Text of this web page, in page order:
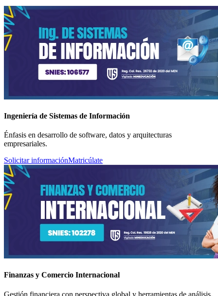
Ingeniería de Sistemas de Información
Énfasis en desarrollo de software, datos y arquitecturas
empresariales.
Solicitar informaciónMatricúlate
Finanzas y Comercio Internacional
Gestión financiera con perspectiva global y herramientas de análisis.